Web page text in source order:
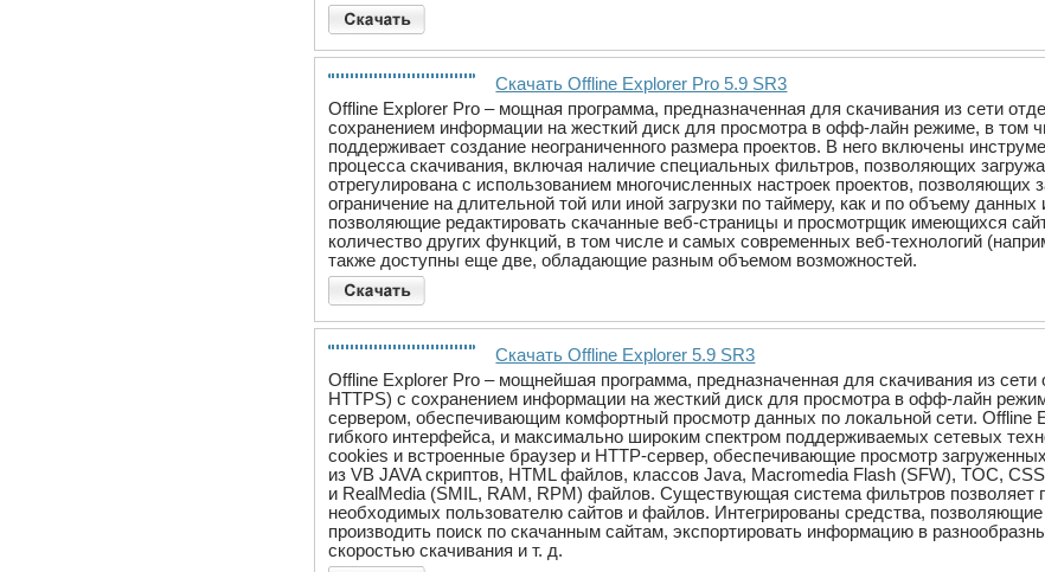
Скачать Offline Explorer Pro 5.9 SR3
Offline Explorer Pro – мощная программа, предназначенная для скачивания из сети
сохранением информации на жесткий диск для просмотра в офф-лайн режиме, в том
поддерживает создание неограниченного размера проектов. В него включены
процесса скачивания, включая наличие специальных фильтров, позволяющих
отрегулирована с использованием многочисленных настроек проектов,
ограничение на длительной той или иной загрузки по таймеру, как и по объему
позволяющие редактировать скачанные веб-страницы и просмотрщик имеющихся
количество других функций, в том числе и самых современных веб-технологий
также доступны еще две, обладающие разным объемом возможностей.
Скачать Offline Explorer 5.9 SR3
Offline Explorer Pro – мощнейшая программа, предназначенная для скачивания из
HTTPS) с сохранением информации на жесткий диск для просмотра в офф-лайн
сервером, обеспечивающим комфортный просмотр данных по локальной сети. Offline
гибкого интерфейса, и максимально широким спектром поддерживаемых сетевых
cookies и встроенные браузер и HTTP-сервер, обеспечивающие просмотр
из VB JAVA скриптов, HTML файлов, классов Java, Macromedia Flash (SFW), TOC,
и RealMedia (SMIL, RAM, RPM) файлов. Существующая система фильтров позволяет
необходимых пользователю сайтов и файлов. Интегрированы средства, позволяющие
производить поиск по скачанным сайтам, экспортировать информацию в
скоростью скачивания и т. д.